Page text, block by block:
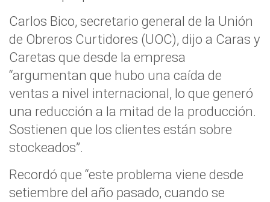
Carlos Bico, secretario general de la Unión
de Obreros Curtidores (UOC), dijo a Caras y
Caretas que desde la empresa
“argumentan que hubo una caída de
ventas a nivel internacional, lo que generó
una reducción a la mitad de la producción.
Sostienen que los clientes están sobre
stockeados”.
Recordó que “este problema viene desde
setiembre del año pasado, cuando se